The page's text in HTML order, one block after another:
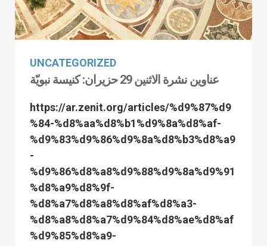
UNCATEGORIZED
عناوين نشرة الاثنين 29 حزيران: كنيسة نبويّة
https://ar.zenit.org/articles/%d9%87%d9
%84-%d8%aa%d8%b1%d9%8a%d8%af-
%d9%83%d9%86%d9%8a%d8%b3%d8%a9
-
%d9%86%d8%a8%d9%88%d9%8a%d9%91
%d8%a9%d8%9f-
%d8%a7%d8%a8%d8%af%d8%a3-
%d8%a8%d8%a7%d9%84%d8%ae%d8%af
%d9%85%d8%a9-